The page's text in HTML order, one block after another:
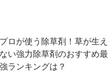
プロが使う除草剤！草が生え
ない強力除草剤のおすすめ最
強ランキングは？